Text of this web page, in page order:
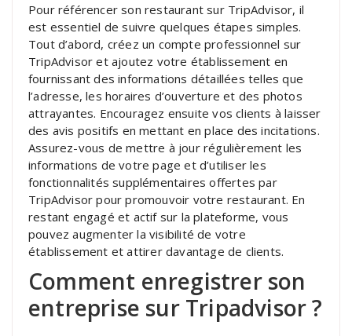
Pour référencer son restaurant sur TripAdvisor, il
est essentiel de suivre quelques étapes simples.
Tout d’abord, créez un compte professionnel sur
TripAdvisor et ajoutez votre établissement en
fournissant des informations détaillées telles que
l’adresse, les horaires d’ouverture et des photos
attrayantes. Encouragez ensuite vos clients à laisser
des avis positifs en mettant en place des incitations.
Assurez-vous de mettre à jour régulièrement les
informations de votre page et d’utiliser les
fonctionnalités supplémentaires offertes par
TripAdvisor pour promouvoir votre restaurant. En
restant engagé et actif sur la plateforme, vous
pouvez augmenter la visibilité de votre
établissement et attirer davantage de clients.
Comment enregistrer son
entreprise sur Tripadvisor ?